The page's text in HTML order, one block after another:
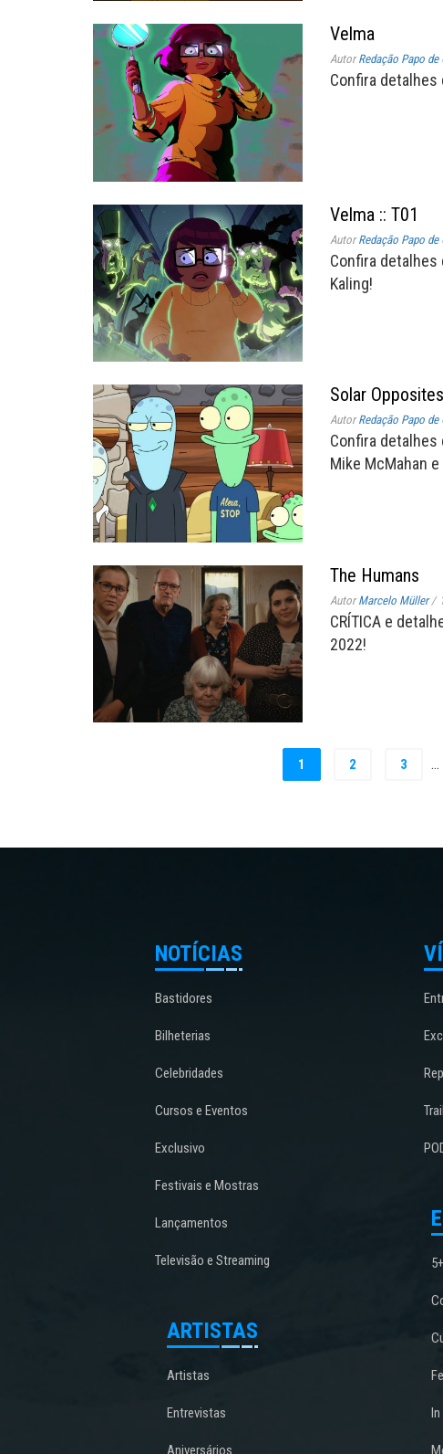
Velma
AutorRedação Papo de
Confira detalhes
Velma :: T01
AutorRedação Papo de
Confira detalhes
Kaling!
Solar
AutorRedação Papo de
Confira detalhes
Mike McMahan
The Humans
AutorMarcelo Müller /
CRÍTICA e
2022!
1 2 3 …
NOTÍCIAS
Bastidores
Bilheterias
Celebridades
Cursos e Eventos
Exclusivo
Festivais e Mostras
Lançamentos
Televisão e Streaming
ARTISTAS
Artistas
Entrevistas
Aniversários